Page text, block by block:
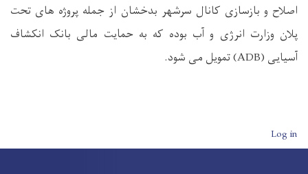
اصلاح و بازسازی کانال سرشهر بدخشان از جمله پروژه های تحت
پلان وزارت انرژی و آب بوده که به حمایت مالی بانک انکشاف
آسیایی (ADB) تمویل می شود.
User account menu
Log in